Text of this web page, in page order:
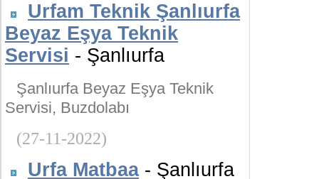
Urfam Teknik Şanlıurfa
Beyaz Eşya Teknik
Servisi - Şanlıurfa
Şanlıurfa Beyaz Eşya Teknik
Servisi, Buzdolabı
(27-11-2022)
Urfa Matbaa- Şanlıurfa